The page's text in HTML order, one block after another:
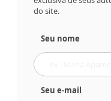
do site.
Seu nome
Seu e-mail